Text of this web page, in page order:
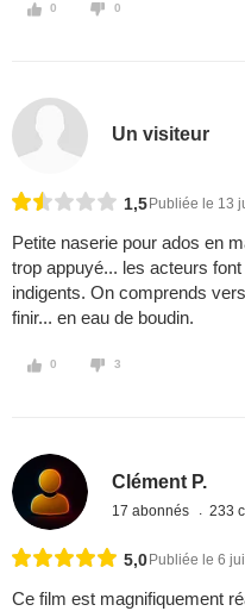
0 0
Un visiteur
1,5 Publiée le 13
Petite naserie pour ados en
trop appuyé... les acteurs
indigents. On comprends
finir... en eau de boudin.
0 3
Clément P.
17 abonnés 233
5,0 Publiée le 6
Ce film est magnifiquement